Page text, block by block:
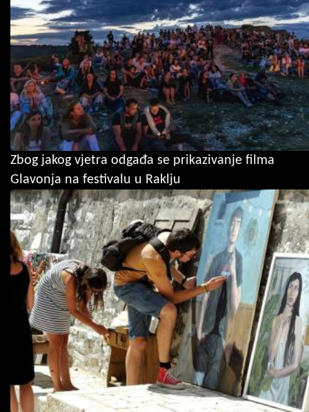
Zbog jakog vjetra odgađa se prikazivanje filma
Glavonja na festivalu u Raklju